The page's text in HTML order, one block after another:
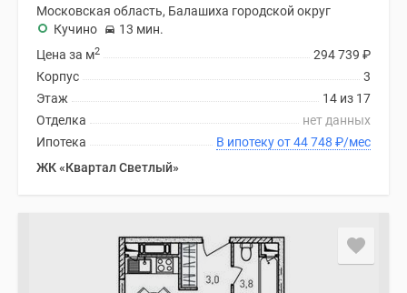
Московская область, Балашиха городской округ
Кучино
13 мин.
294 739 ₽
Цена за м2
3
Корпус
14 из 17
Этаж
нет данных
Отделка
В ипотеку от 44 748 ₽/мес
Ипотека
ЖК «Квартал Светлый»